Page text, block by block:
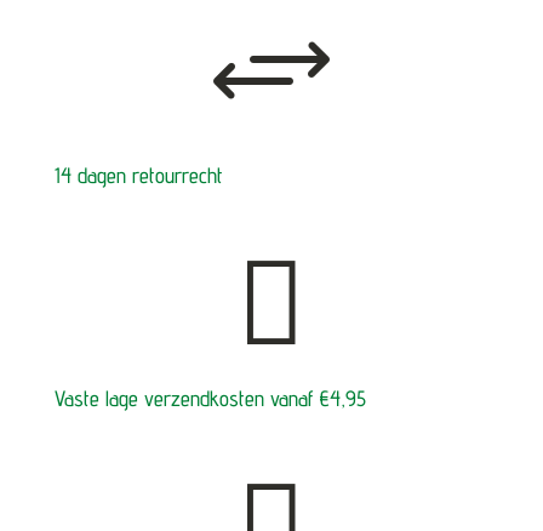
+
14 dagen retourrecht

Vaste lage verzendkosten vanaf €4,95